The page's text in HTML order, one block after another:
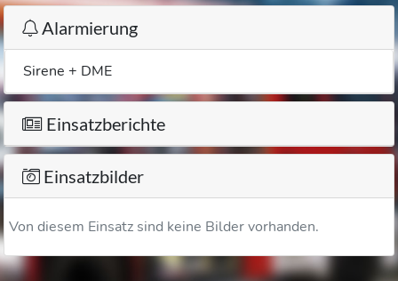
Alarmierung
Sirene + DME
Einsatzberichte
Einsatzbilder
Von diesem Einsatz sind keine Bilder vorhanden.